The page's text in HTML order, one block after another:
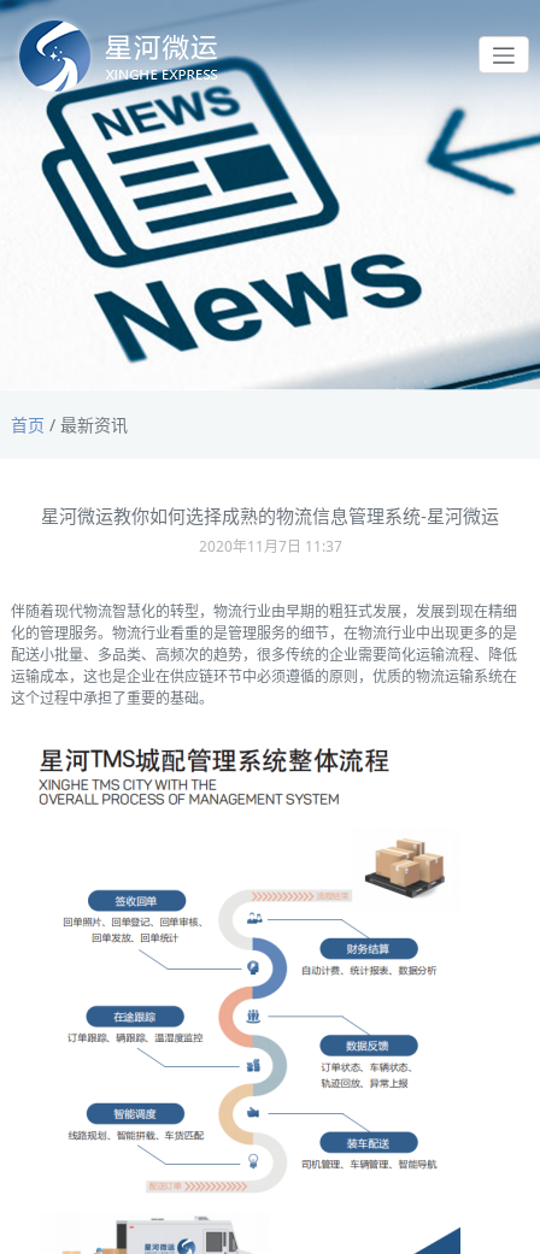
首页 / 最新资讯
星河微运教你如何选择成熟的物流信息管理系统-星河微运
2020年11月7日 11:37
伴随着现代物流智慧化的转型，物流行业由早期的粗狂式发展，发展到现在精细
化的管理服务。物流行业看重的是管理服务的细节，在物流行业中出现更多的是
配送小批量、多品类、高频次的趋势，很多传统的企业需要简化运输流程、降低
运输成本，这也是企业在供应链环节中必须遵循的原则，优质的物流运输系统在
这个过程中承担了重要的基础。